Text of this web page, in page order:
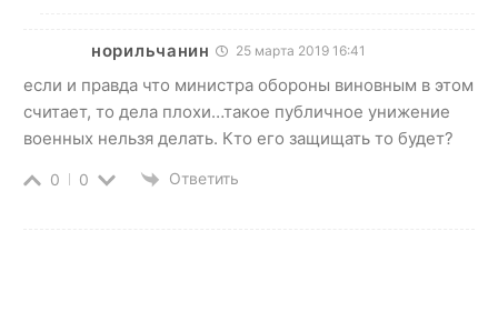
норильчанин 25 марта 2019 16:41
если и правда что министра обороны виновным в этом
считает, то дела плохи…такое публичное унижение
военных нельзя делать. Кто его защищать то будет?
0 0 Ответить